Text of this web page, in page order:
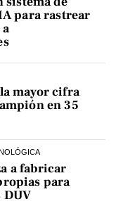
para rastrear
mayor cifra
en 35
a fabricar
para